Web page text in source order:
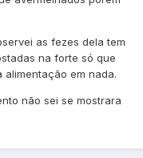
as fezes dela tem
na forte só que
em nada.
não sei se mostrara